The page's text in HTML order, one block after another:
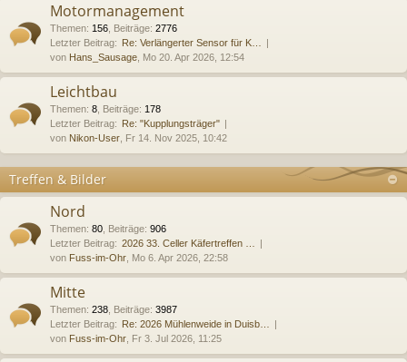
Motormanagement
Themen: 156 Beiträge: 2776
Letzter Beitrag: Re: Verlängerter Sensor für K…
von Hans_Sausage , Mo 20. Apr 2026, 12:54
Leichtbau
Themen: 8 Beiträge: 178
Letzter Beitrag: Re: "Kupplungsträger"
von Nikon-User , Fr 14. Nov 2025, 10:42
Treffen & Bilder
Nord
Themen: 80 Beiträge: 906
Letzter Beitrag: 2026 33. Celler Käfertreffen …
von Fuss-im-Ohr , Mo 6. Apr 2026, 22:58
Mitte
Themen: 238 Beiträge: 3987
Letzter Beitrag: Re: 2026 Mühlenweide in Duisb…
von Fuss-im-Ohr , Fr 3. Jul 2026, 11:25